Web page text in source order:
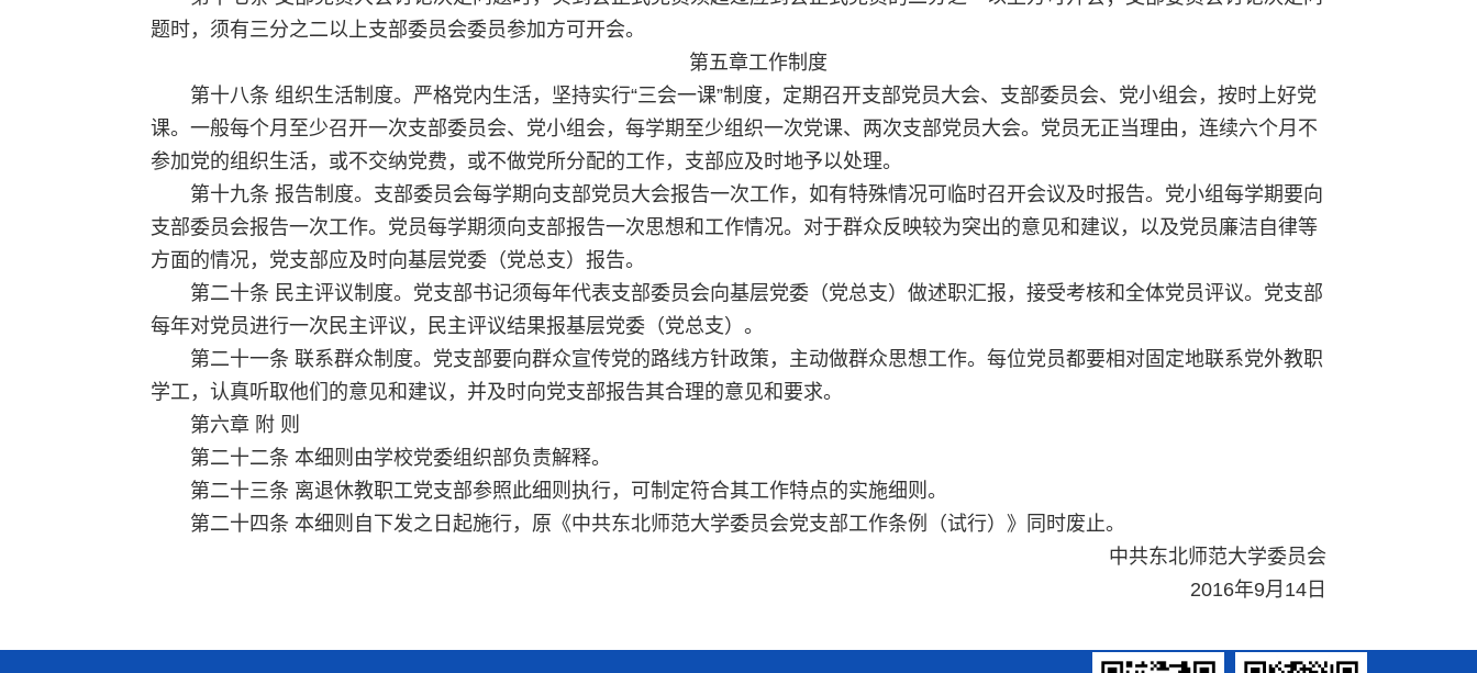
题时，须有三分之二以上支部委员会委员参加方可开会。
第五章工作制度
第十八条 组织生活制度。严格党内生活，坚持实行“三会一课”制度，定期召开支部党员大会、支部委员会、党小组会，按时上好党
课。一般每个月至少召开一次支部委员会、党小组会，每学期至少组织一次党课、两次支部党员大会。党员无正当理由，连续六个月不
参加党的组织生活，或不交纳党费，或不做党所分配的工作，支部应及时地予以处理。
第十九条 报告制度。支部委员会每学期向支部党员大会报告一次工作，如有特殊情况可临时召开会议及时报告。党小组每学期要向
支部委员会报告一次工作。党员每学期须向支部报告一次思想和工作情况。对于群众反映较为突出的意见和建议，以及党员廉洁自律等
方面的情况，党支部应及时向基层党委（党总支）报告。
第二十条 民主评议制度。党支部书记须每年代表支部委员会向基层党委（党总支）做述职汇报，接受考核和全体党员评议。党支部
每年对党员进行一次民主评议，民主评议结果报基层党委（党总支）。
第二十一条 联系群众制度。党支部要向群众宣传党的路线方针政策，主动做群众思想工作。每位党员都要相对固定地联系党外教职
学工，认真听取他们的意见和建议，并及时向党支部报告其合理的意见和要求。
第六章 附 则
第二十二条 本细则由学校党委组织部负责解释。
第二十三条 离退休教职工党支部参照此细则执行，可制定符合其工作特点的实施细则。
第二十四条 本细则自下发之日起施行，原《中共东北师范大学委员会党支部工作条例（试行）》同时废止。
中共东北师范大学委员会
2016年9月14日